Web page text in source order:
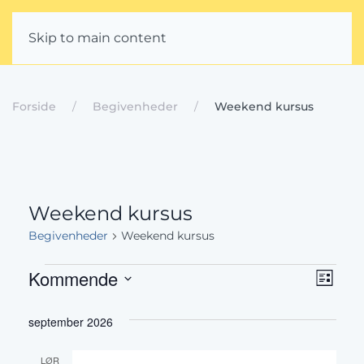
Skip to main content
Forside Begivenheder Weekend kursus
Weekend kursus
Begivenheder Weekend kursus
Begivenheder
af
Liste
Kommende
dato.
september 2026
LØR